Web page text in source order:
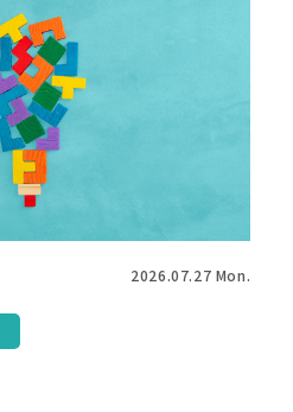
2026.07.27 Mon.